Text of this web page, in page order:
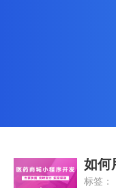
标签：